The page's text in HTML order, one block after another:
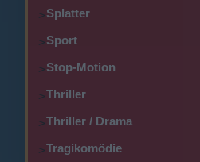
>Splatter
>Sport
>Stop-Motion
>Thriller
>Thriller / Drama
>Tragikomödie